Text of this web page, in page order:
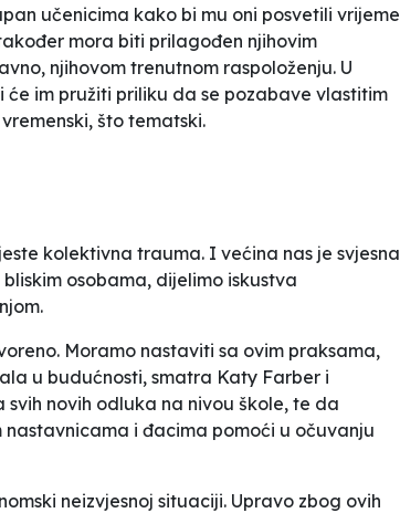
učenicima kako bi mu oni posvetili vrijeme
mora biti prilagođen njihovim
njihovom trenutnom raspoloženju. U
im pružiti priliku da se pozabave vlastitim
što tematski.
kolektivna trauma. I većina nas je svjesna
osobama, dijelimo iskustva
Moramo nastaviti sa ovim praksama,
u budućnosti, smatra Katy Farber i
novih odluka na nivou škole, te da
nastavnicama i đacima pomoći u očuvanju
neizvjesnoj situaciji. Upravo zbog ovih